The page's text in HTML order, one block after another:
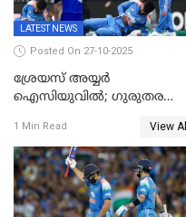
LATEST NEWS
Posted On 27-10-2025
ശ്രേയസ് അയ്യര്‍
ഐസിയുവില്‍; ഗുരുതര
1 Min Read View All